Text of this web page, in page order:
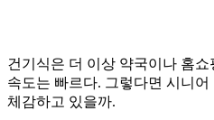
건기식은 더 이상 약국이나 홈
속도는 빠르다. 그렇다면 시니
체감하고 있을까.